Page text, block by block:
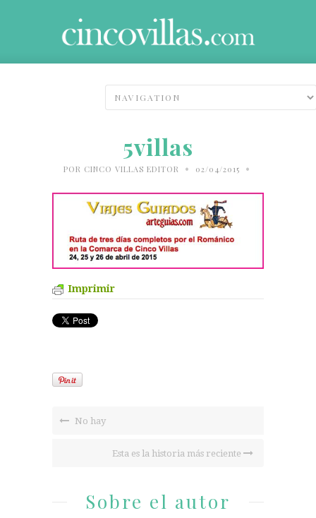
5villas
POR CINCO VILLAS EDITOR • 02/04/2015 •
Imprimir
No hay
Esta es la historia más reciente
Sobre el autor